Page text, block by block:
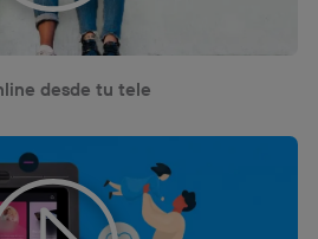
desde tu tele